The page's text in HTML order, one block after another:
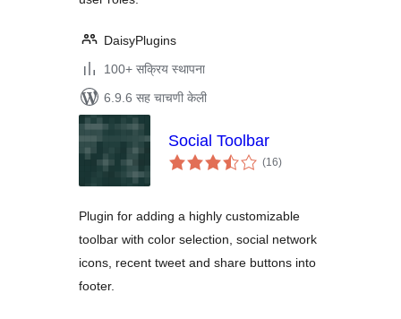
DaisyPlugins
100+ सक्रिय स्थापना
6.9.6 सह चाचणी केली
Social Toolbar
(16एकूण
मूल्यांकन
)
Plugin for adding a highly customizable
toolbar with color selection, social network
icons, recent tweet and share buttons into
footer.